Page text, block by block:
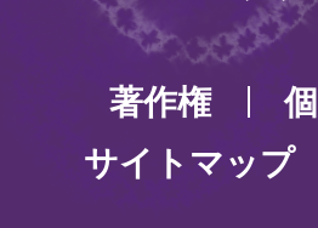
著作権
サイトマップ